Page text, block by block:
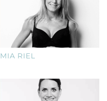
MIA RIEL